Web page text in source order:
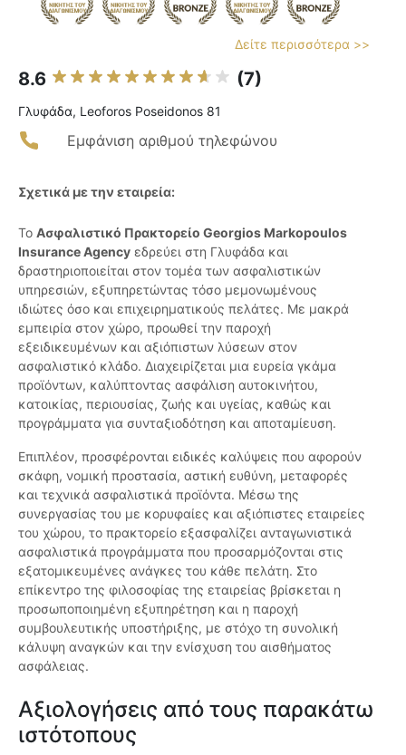
Δείτε περισσότερα >>
8.6 (7)
Γλυφάδα, Leoforos Poseidonos 81
Εμφάνιση αριθμού τηλεφώνου
Σχετικά με την εταιρεία:
Το Ασφαλιστικό Πρακτορείο Georgios Markopoulos
Insurance Agency εδρεύει στη Γλυφάδα και
δραστηριοποιείται στον τομέα των ασφαλιστικών
υπηρεσιών, εξυπηρετώντας τόσο μεμονωμένους
ιδιώτες όσο και επιχειρηματικούς πελάτες. Με μακρά
εμπειρία στον χώρο, προωθεί την παροχή
εξειδικευμένων και αξιόπιστων λύσεων στον
ασφαλιστικό κλάδο. Διαχειρίζεται μια ευρεία γκάμα
προϊόντων, καλύπτοντας ασφάλιση αυτοκινήτου,
κατοικίας, περιουσίας, ζωής και υγείας, καθώς και
προγράμματα για συνταξιοδότηση και αποταμίευση.
Επιπλέον, προσφέρονται ειδικές καλύψεις που αφορούν
σκάφη, νομική προστασία, αστική ευθύνη, μεταφορές
και τεχνικά ασφαλιστικά προϊόντα. Μέσω της
συνεργασίας του με κορυφαίες και αξιόπιστες εταιρείες
του χώρου, το πρακτορείο εξασφαλίζει ανταγωνιστικά
ασφαλιστικά προγράμματα που προσαρμόζονται στις
εξατομικευμένες ανάγκες του κάθε πελάτη. Στο
επίκεντρο της φιλοσοφίας της εταιρείας βρίσκεται η
προσωποποιημένη εξυπηρέτηση και η παροχή
συμβουλευτικής υποστήριξης, με στόχο τη συνολική
κάλυψη αναγκών και την ενίσχυση του αισθήματος
ασφάλειας.
Αξιολογήσεις από τους παρακάτω
ιστότοπους